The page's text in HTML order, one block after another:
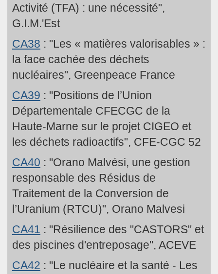
Activité (TFA) : une nécessité",
G.I.M.'Est
CA38 : "Les « matières valorisables » :
la face cachée des déchets
nucléaires", Greenpeace France
CA39 : "Positions de l’Union
Départementale CFECGC de la
Haute-Marne sur le projet CIGEO et
les déchets radioactifs", CFE-CGC 52
CA40 : "Orano Malvési, une gestion
responsable des Résidus de
Traitement de la Conversion de
l’Uranium (RTCU)", Orano Malvesi
CA41 : "Résilience des "CASTORS" et
des piscines d'entreposage", ACEVE
CA42 : "Le nucléaire et la santé - Les